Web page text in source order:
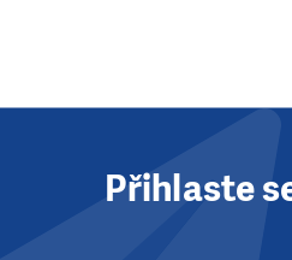
Přihlaste